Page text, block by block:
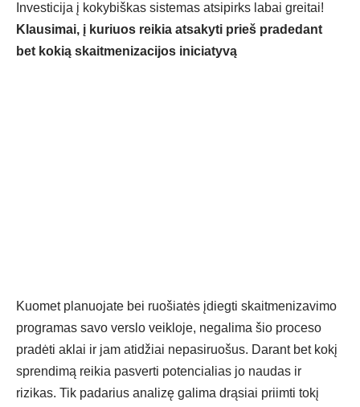
Investicija į kokybiškas sistemas atsipirks labai greitai!
Klausimai, į kuriuos reikia atsakyti prieš pradedant
bet kokią skaitmenizacijos iniciatyvą
Kuomet planuojate bei ruošiatės įdiegti skaitmenizavimo
programas savo verslo veikloje, negalima šio proceso
pradėti aklai ir jam atidžiai nepasiruošus. Darant bet kokį
sprendimą reikia pasverti potencialias jo naudas ir
rizikas. Tik padarius analizę galima drąsiai priimti tokį